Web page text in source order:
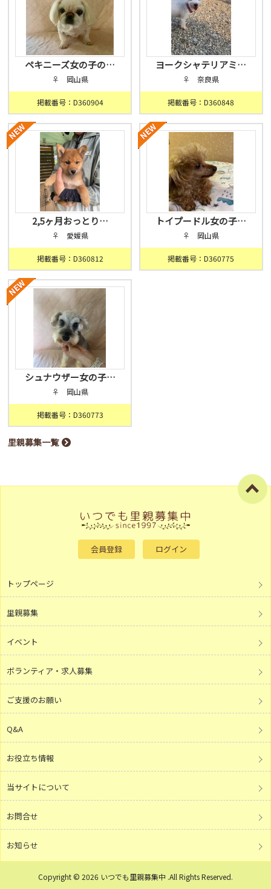
ペキニーズ女の子の…
♀ 岡山県
掲載番号：D360904
ヨークシャテリアミ…
♀ 奈良県
掲載番号：D360848
2,5ヶ月おっとり…
♀ 愛媛県
掲載番号：D360812
トイプードル女の子…
♀ 岡山県
掲載番号：D360775
シュナウザー女の子…
♀ 岡山県
掲載番号：D360773
里親募集一覧
会員登録 ログイン
トップページ
里親募集
イベント
ボランティア・求人募集
ご支援のお願い
Q&A
お役立ち情報
当サイトについて
お問合せ
お知らせ
Copyright © 2026 いつでも里親募集中 .All Rights Reserved.